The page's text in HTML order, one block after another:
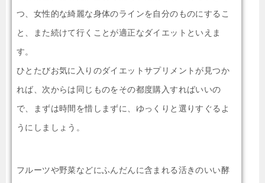
つ、女性的な綺麗な身体のラインを自分のものにするこ
と、また続けて行くことが適正なダイエットといえま
す。
ひとたびお気に入りのダイエットサプリメントが見つか
れば、次からは同じものをその都度購入すればいいの
で、まずは時間を惜しまずに、ゆっくりと選りすぐるよ
うにしましょう。
フルーツや野菜などにふんだんに含まれる活きのいい酵